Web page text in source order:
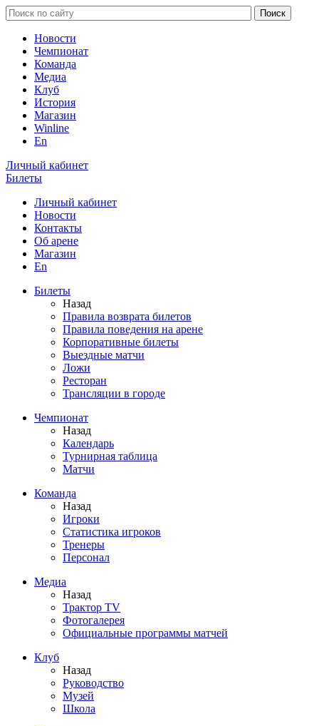
Новости
Чемпионат
Команда
Медиа
Клуб
История
Магазин
Winline
En
Личный кабинет
Билеты
Личный кабинет
Новости
Контакты
Об арене
Магазин
En
Билеты
Назад
Правила возврата билетов
Правила поведения на арене
Корпоративные билеты
Выездные матчи
Ложи
Ресторан
Трансляции в городе
Чемпионат
Назад
Календарь
Турнирная таблица
Матчи
Команда
Назад
Игроки
Статистика игроков
Тренеры
Персонал
Медиа
Назад
Трактор TV
Фотогалерея
Официальные программы матчей
Клуб
Назад
Руководство
Музей
Школа